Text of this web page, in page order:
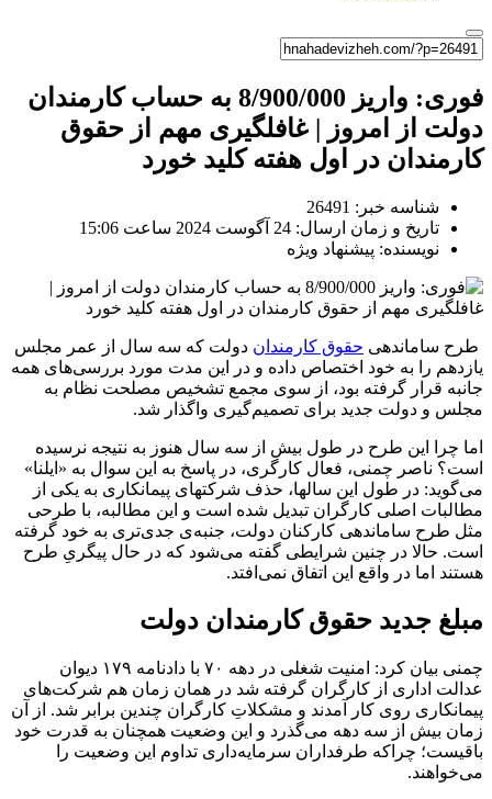
فوری: واریز 8/900/000 به حساب کارمندان
دولت از امروز | غافلگیری مهم از حقوق
کارمندان در اول هفته کلید خورد
شناسه خبر: 26491
تاریخ و زمان ارسال: 24 آگوست 2024 ساعت 15:06
نویسنده: پیشنهاد ویژه
طرح ساماندهی حقوق کارمندان دولت که سه سال از عمر مجلس
یازدهم را به خود اختصاص داده و در این مدت مورد بررسی‌های همه
جانبه قرار گرفته بود، از سوی مجمع تشخیص مصلحت نظام به
مجلس و دولت جدید برای تصمیم‌گیری واگذار شد.
اما چرا این طرح در طول بیش از سه سال هنوز به نتیجه نرسیده
است؟ ناصر چمنی، فعال کارگری، در پاسخ به این سوال به «ایلنا»
می‌گوید: در طول این سالها، حذف شرکتهای پیمانکاری به یکی از
مطالبات اصلی کارگران تبدیل شده است و این مطالبه، با طرحی
مثل طرح ساماندهی کارکنان دولت، جنبه‌ی جدی‌تری به خود گرفته
است. حالا در چنین شرایطی گفته می‌شود که در حال پیگریِ طرح
هستند اما در واقع این اتفاق نمی‌افتد.
مبلغ جدید حقوق کارمندان دولت
چمنی بیان کرد: امنیت شغلی در دهه ۷۰ با دادنامه ۱۷۹ دیوان
عدالت اداری از کارگران گرفته شد در همان زمان هم شرکت‌های
پیمانکاری روی کار آمدند و مشکلاتِ کارگران چندین برابر شد. از آن
زمان بیش از سه دهه می‌گذرد و این وضعیت همچنان به قدرت خود
باقیست؛ چراکه طرفداران سرمایه‌داری تداوم این وضعیت را
می‌خواهند.